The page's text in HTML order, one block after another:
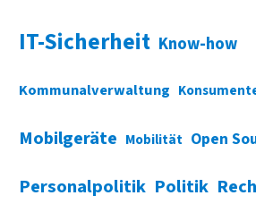
IT-Sicherheit Know-how
Kommunalverwaltung
Mobilgeräte Mobilität Open
Personalpolitik Politik